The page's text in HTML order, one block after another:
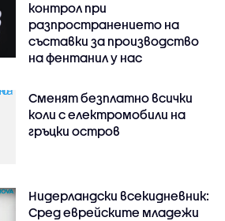
контрол при
разпространението на
съставки за производство
на фентанил у нас
Сменят безплатно всички
коли с електромобили на
гръцки остров
Нидерландски всекидневник:
Сред еврейските младежи